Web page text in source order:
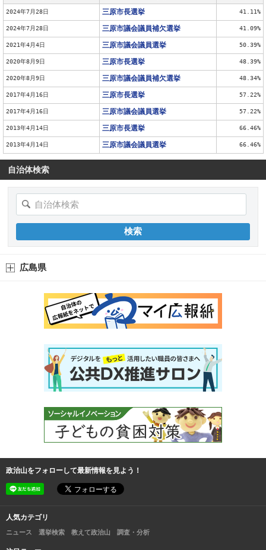
2024年7月28日 三原市長選挙 41.11%
2024年7月28日 三原市議会議員補欠選挙 41.09%
2021年4月4日 三原市議会議員選挙 50.39%
2020年8月9日 三原市長選挙 48.39%
2020年8月9日 三原市議会議員補欠選挙 48.34%
2017年4月16日 三原市長選挙 57.22%
2017年4月16日 三原市議会議員選挙 57.22%
2013年4月14日 三原市長選挙 66.46%
2013年4月14日 三原市議会議員選挙 66.46%
自治体検索
広島県
政治山をフォローして最新情報を見よう！
人気カテゴリ
ニュース 選挙検索 教えて政治山 調査・分析